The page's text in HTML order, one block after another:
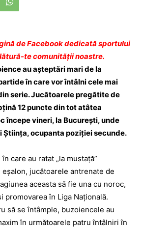
de Facebook dedicată sportului
te comunității noastre.
au aşteptări mari de la
în care vor întâlni cele mai
serie. Jucătoarele pregătite de
12 puncte din tot atâtea
începe vineri, la Bucureşti, unde
Ştiinţa, ocupanta poziţiei secunde.
care au ratat „la mustaţă”
jucătoarele antrenate de
aceasta să fie una cu noroc,
promovarea în Liga Naţională.
să se întâmple, buzoiencele au
în următoarele patru întâlniri în